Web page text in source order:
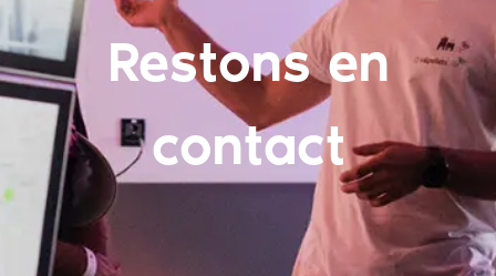
Restons en
contact